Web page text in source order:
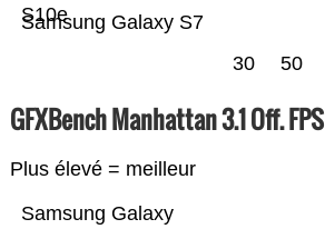
Samsung Galaxy S7
S10e
30 50
GFXBench Manhattan 3.1 Off. FPS
Plus élevé = meilleur
Samsung Galaxy